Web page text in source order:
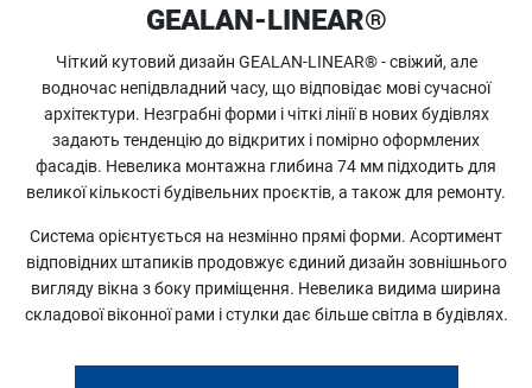
GEALAN-LINEAR®
Чіткий кутовий дизайн GEALAN-LINEAR® - свіжий, але
водночас непідвладний часу, що відповідає мові сучасної
архітектури. Незграбні форми і чіткі лінії в нових будівлях
задають тенденцію до відкритих і помірно оформлених
фасадів. Невелика монтажна глибина 74 мм підходить для
великої кількості будівельних проєктів, а також для ремонту.
Система орієнтується на незмінно прямі форми. Асортимент
відповідних штапиків продовжує єдиний дизайн зовнішнього
вигляду вікна з боку приміщення. Невелика видима ширина
складової віконної рами і стулки дає більше світла в будівлях.